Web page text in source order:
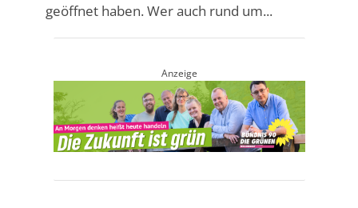
geöffnet haben. Wer auch rund um...
Anzeige